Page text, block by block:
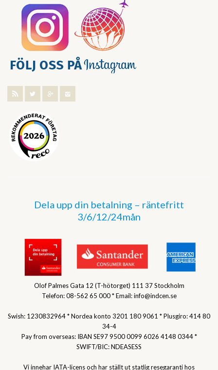
Dela upp din betalning – räntefritt
3/6/12/24mån
Olof Palmes Gata 12 (T-hötorget) 111 37 Stockholm
Telefon: 08-562 65 000 * Email: info@indcen.se
Swish: 1230832964 * Nordea konto 3201 180 9061 * Plusgiro: 414 80
34-4
Pay from overseas: IBAN SE97 9500 0099 6026 4148 0344 *
SWIFT/BIC: NDEASESS
Vi innehar IATA-licens och har ställt ut statlig resegaranti hos